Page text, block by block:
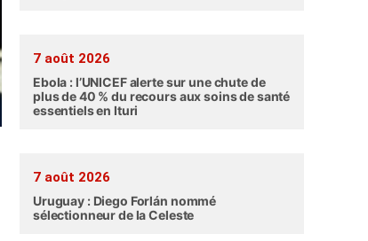
7 août 2026
Ebola : l’UNICEF alerte sur une chute de
plus de 40 % du recours aux soins de santé
essentiels en Ituri
7 août 2026
Uruguay : Diego Forlán nommé
sélectionneur de la Celeste